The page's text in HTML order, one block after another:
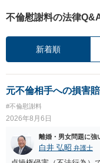
不倫慰謝料の法律
新着順
元不倫相手への損害
#不倫慰謝料
2026年8月6日
離婚・男女問題に強
白井 弘昭 弁護士